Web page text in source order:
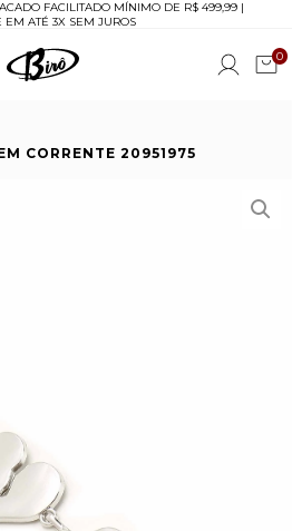
FACILITADO MÍNIMO DE R$ 499,99 |
EM ATÉ 3X SEM JUROS
0
CORRENTE 20951975